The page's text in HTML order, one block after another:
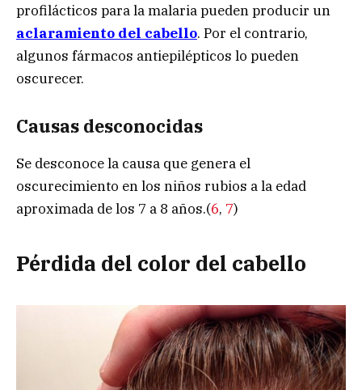
profilácticos para la malaria pueden producir un
aclaramiento del cabello. Por el contrario,
algunos fármacos antiepilépticos lo pueden
oscurecer.
Causas desconocidas
Se desconoce la causa que genera el
oscurecimiento en los niños rubios a la edad
aproximada de los 7 a 8 años.(6, 7)
Pérdida del color del cabello